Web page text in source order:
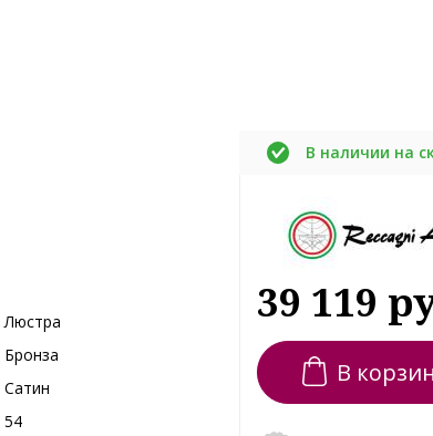
Люстра
Бронза
Сатин
54
В наличии на
39 119
В